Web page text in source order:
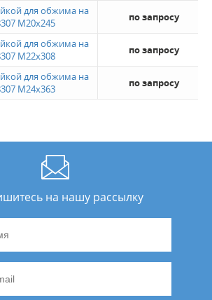
для обжима на
M20x245
по запросу
для обжима на
M22x308
по запросу
для обжима на
M24x363
по запросу
на нашу рассылку